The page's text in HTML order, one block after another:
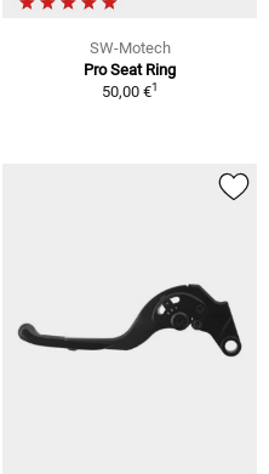
SW-Motech
Pro Seat Ring
50,00 €1